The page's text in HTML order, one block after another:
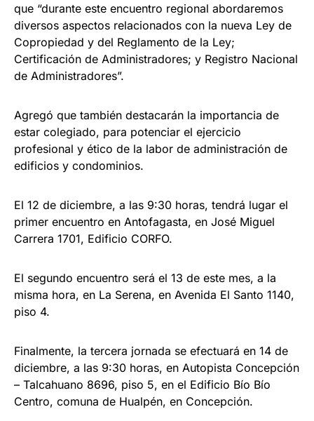
que “durante este encuentro regional abordaremos
diversos aspectos relacionados con la nueva Ley de
Copropiedad y del Reglamento de la Ley;
Certificación de Administradores; y Registro Nacional
de Administradores”.
Agregó que también destacarán la importancia de
estar colegiado, para potenciar el ejercicio
profesional y ético de la labor de administración de
edificios y condominios.
El 12 de diciembre, a las 9:30 horas, tendrá lugar el
primer encuentro en Antofagasta, en José Miguel
Carrera 1701, Edificio CORFO.
El segundo encuentro será el 13 de este mes, a la
misma hora, en La Serena, en Avenida El Santo 1140,
piso 4.
Finalmente, la tercera jornada se efectuará en 14 de
diciembre, a las 9:30 horas, en Autopista Concepción
– Talcahuano 8696, piso 5, en el Edificio Bío Bío
Centro, comuna de Hualpén, en Concepción.